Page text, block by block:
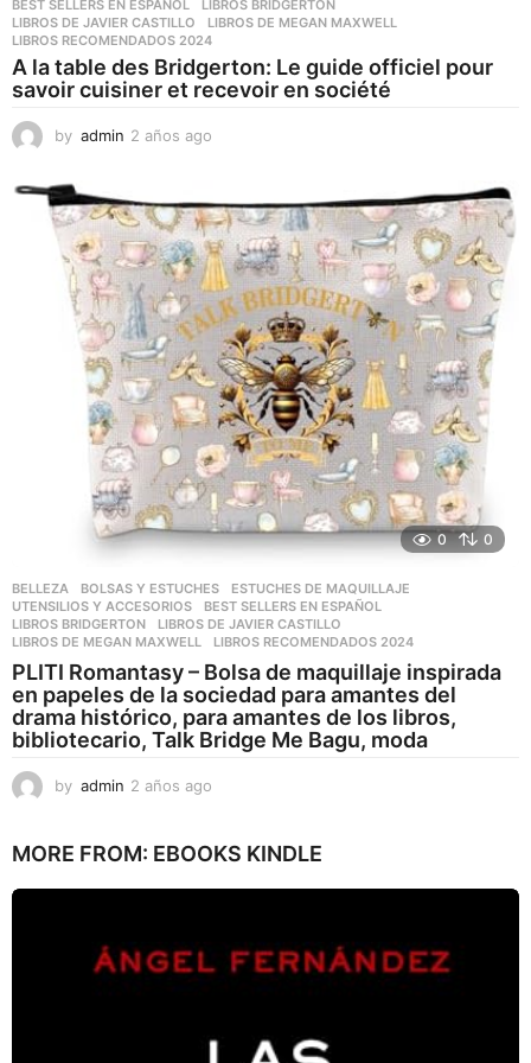
BEST SELLERS EN ESPAÑOL
,LIBROS BRIDGERTON
LIBROS DE JAVIER CASTILLO
,LIBROS DE MEGAN MAXWELL
LIBROS RECOMENDADOS 2024
A la table des Bridgerton: Le guide officiel pour
savoir cuisiner et recevoir en société
by admin 2 años ago
o
s
a
g
o
0 0
BELLEZA ,BOLSAS Y ESTUCHES ,ESTUCHES DE MAQUILLAJE
UTENSILIOS Y ACCESORIOS
BEST SELLERS EN ESPAÑOL
LIBROS BRIDGERTON
,LIBROS DE JAVIER CASTILLO
LIBROS DE MEGAN MAXWELL
,LIBROS RECOMENDADOS 2024
PLITI Romantasy – Bolsa de maquillaje inspirada
en papeles de la sociedad para amantes del
drama histórico, para amantes de los libros,
bibliotecario, Talk Bridge Me Bagu, moda
by admin 2 años ago
o
MORE FROM: EBOOKS KINDLE